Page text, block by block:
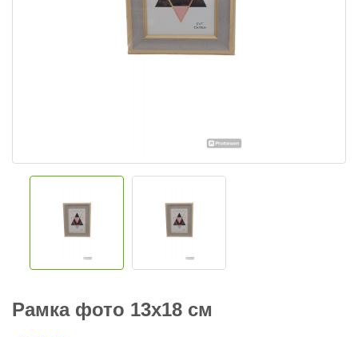
Рамка фото 13x18 см